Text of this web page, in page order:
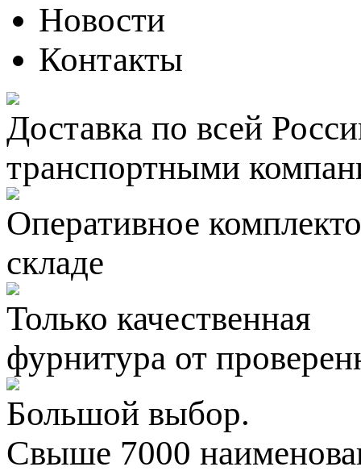
Новости
Контакты
Доставка по всей
транспортными
Оперативное
складе
Только качественная
фурнитура от
Большой выбор.
Свыше 7000